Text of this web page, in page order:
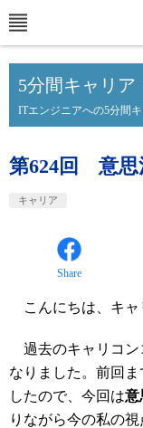
5分間キャリア
ITエンジニアへの5分間
第624回 意思
キャリア
Share
こんにちは、キャ
過去のキャリコン
なりました。前回
したので、今回は意
りながら今の私の視